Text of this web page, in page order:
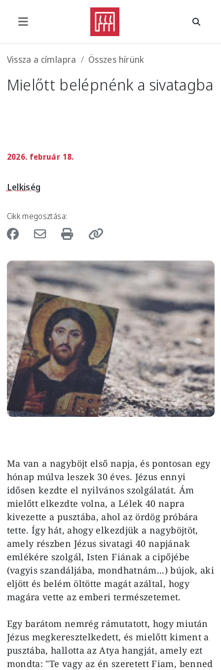
Morzsa
Vissza a címlapra Összes hírünk
Mielőtt belépnénk a sivatagba
2026. február 18.
Lelkiség
Cikk megosztása:
Image
Ma van a nagyböjt első napja, és pontosan egy
hónap múlva leszek 30 éves. Jézus ennyi
idősen kezdte el nyilvános szolgálatát. Ám
mielőtt elkezdte volna, a Lélek 40 napra
kivezette a pusztába, ahol az ördög próbára
tette. Így hát, ahogy elkezdjük a nagyböjtöt,
amely részben Jézus sivatagi 40 napjának
emlékére szolgál, Isten Fiának a cipőjébe
(vagyis szandáljába, mondhatnám...) bújok, aki
eljött és belém öltötte magát azáltal, hogy
magára vette az emberi természetemet.
Egy barátom nemrég rámutatott, hogy miután
Jézus megkeresztelkedett, és mielőtt kiment a
pusztába, hallotta az Atya hangját, amely ezt
mondta: "Te vagy az én szeretett Fiam, benned